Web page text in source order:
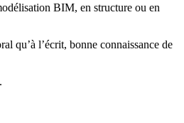
BIM, en structure ou en
qu’à l’écrit, bonne connaissance de